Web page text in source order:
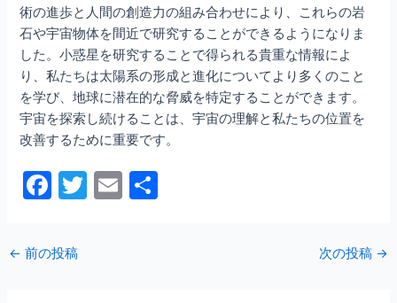
術の進歩と人間の創造力の組み合わせにより、これらの岩
石や宇宙物体を間近で研究することができるようになりま
した。小惑星を研究することで得られる貴重な情報によ
り、私たちは太陽系の形成と進化についてより多くのこと
を学び、地球に潜在的な脅威を特定することができます。
宇宙を探索し続けることは、宇宙の理解と私たちの位置を
改善するために重要です。
F
c
e
T
E
← 前の投稿 次の投稿 →